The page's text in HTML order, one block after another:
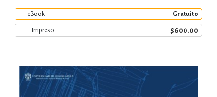
eBook Gratuito
Impreso $600.00